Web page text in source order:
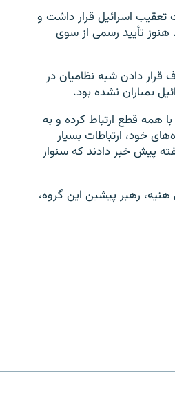
اسرائیل قرار داشت و
تأیید رسمی از سوی
قرار دادن شبه نظامیان در
بمباران نشده بود.
همه قطع ارتباط کرده و به
خود، ارتباطات بسیار
پیش خبر دادند که سنوار
رهبر پیشین این گروه،